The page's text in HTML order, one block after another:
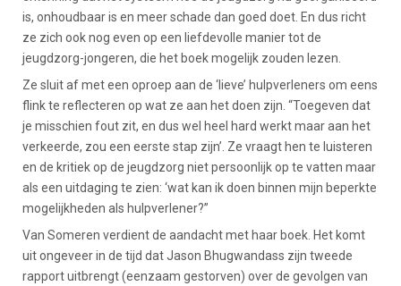
is, onhoudbaar is en meer schade dan goed doet. En dus richt
ze zich ook nog even op een liefdevolle manier tot de
jeugdzorg-jongeren, die het boek mogelijk zouden lezen.
Ze sluit af met een oproep aan de ‘lieve’ hulpverleners om eens
flink te reflecteren op wat ze aan het doen zijn. “Toegeven dat
je misschien fout zit, en dus wel heel hard werkt maar aan het
verkeerde, zou een eerste stap zijn’. Ze vraagt hen te luisteren
en de kritiek op de jeugdzorg niet persoonlijk op te vatten maar
als een uitdaging te zien: ‘wat kan ik doen binnen mijn beperkte
mogelijkheden als hulpverlener?”
Van Someren verdient de aandacht met haar boek. Het komt
uit ongeveer in de tijd dat Jason Bhugwandass zijn tweede
rapport uitbrengt (eenzaam gestorven) over de gevolgen van